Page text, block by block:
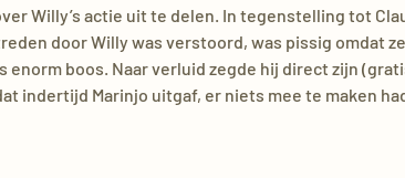
Willy’s actie uit te delen. In tegenstelling tot
door Willy was verstoord, was pissig omdat
boos. Naar verluid zegde hij direct zijn
indertijd Marinjo uitgaf, er niets mee te maken